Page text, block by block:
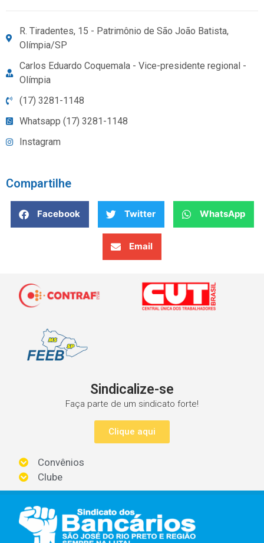
R. Tiradentes, 15 - Patrimônio de São João Batista,
Olímpia/SP
Carlos Eduardo Coquemala - Vice-presidente regional -
Olímpia
(17) 3281-1148
Whatsapp (17) 3281-1148
Instagram
Compartilhe
Facebook Twitter WhatsApp
Email
Sindicalize-se
Faça parte de um sindicato forte!
Clique aqui
Convênios
Clube